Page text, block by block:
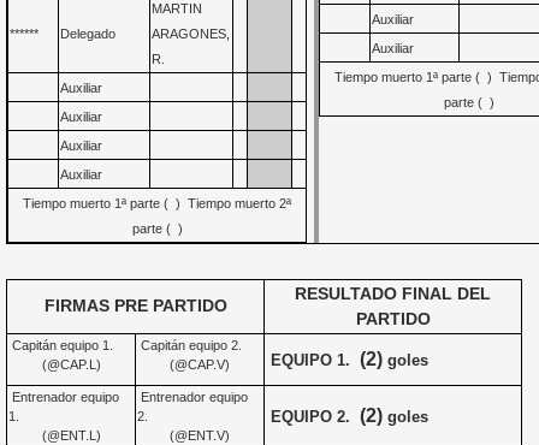
****** Delegado
MARTIN
ARAGONES,
R.
Auxiliar
Auxiliar
Auxiliar
Auxiliar
Tiempo muerto 1ª parte ( ) Tiempo muerto 2ª
parte ( )
Auxiliar
Auxiliar
Tiempo muerto 1ª parte ( )
parte ( )
FIRMAS PRE PARTIDO
RESULTADO FINAL DEL
PARTIDO
Capitán equipo 1.
(@CAP.L)
Capitán equipo 2.
(@CAP.V)
EQUIPO 1. (2) goles
Entrenador equipo
1.
(@ENT.L)
Entrenador equipo
2.
(@ENT.V)
EQUIPO 2. (2) goles